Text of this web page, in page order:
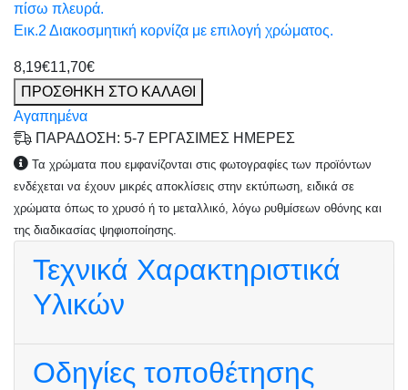
πίσω πλευρά.
Εικ.2 Διακοσμητική κορνίζα με επιλογή χρώματος.
8,19€11,70€
ΠΡΟΣΘΗΚΗ ΣΤΟ ΚΑΛΑΘΙ
Αγαπημένα
ΠΑΡΑΔΟΣΗ: 5-7 ΕΡΓΑΣΙΜΕΣ ΗΜΕΡΕΣ
Τα χρώματα που εμφανίζονται στις φωτογραφίες των προϊόντων
ενδέχεται να έχουν μικρές αποκλίσεις στην εκτύπωση, ειδικά σε
χρώματα όπως το χρυσό ή το μεταλλικό, λόγω ρυθμίσεων οθόνης και
της διαδικασίας ψηφιοποίησης.
Τεχνικά Χαρακτηριστικά
Υλικών
Οδηγίες τοποθέτησης